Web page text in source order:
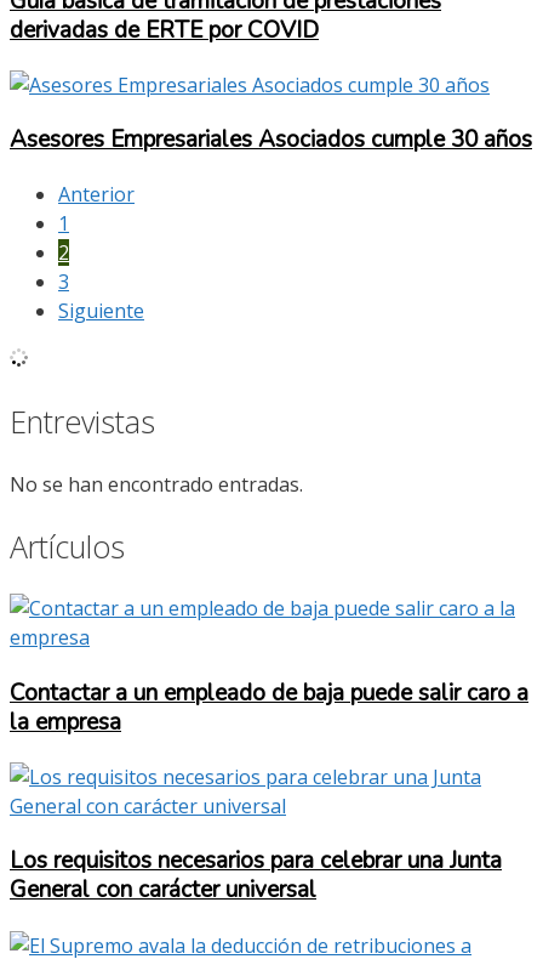
derivadas de ERTE por COVID
Asesores Empresariales Asociados cumple 30 años
Anterior
1
2
3
Siguiente
Entrevistas
No se han encontrado entradas.
Artículos
Contactar a un empleado de baja puede salir caro a
la empresa
Los requisitos necesarios para celebrar una Junta
General con carácter universal